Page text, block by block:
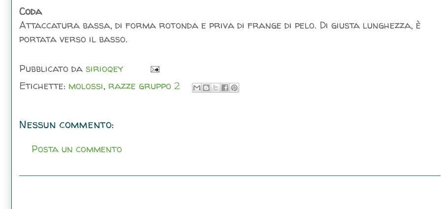
Coda
Attaccatura bassa, di forma rotonda e priva di frange di pelo. Di giusta lunghezza, è
portata verso il basso.
Pubblicato da sirioqey
Etichette: molossi, razze gruppo 2
Nessun commento:
Posta un commento